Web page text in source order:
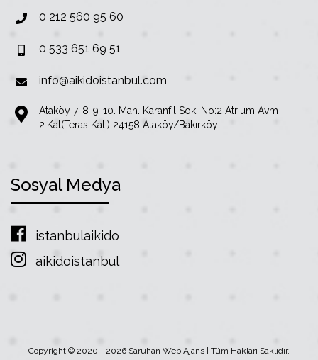
0 212 560 95 60
0 533 651 69 51
info@aikidoistanbul.com
Ataköy 7-8-9-10. Mah. Karanfil Sok. No:2 Atrium Avm
2.Kat(Teras Katı) 24158 Ataköy/Bakırköy
Sosyal Medya
istanbulaikido
aikidoistanbul
Copyright © 2020 - 2026 Saruhan Web Ajans | Tüm Hakları Saklıdır.